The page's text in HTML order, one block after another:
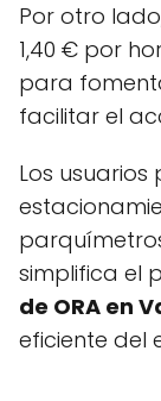
Por otro
1,40 € por
para
facilitar el
Los
simplifica el
de ORA en
eficiente del